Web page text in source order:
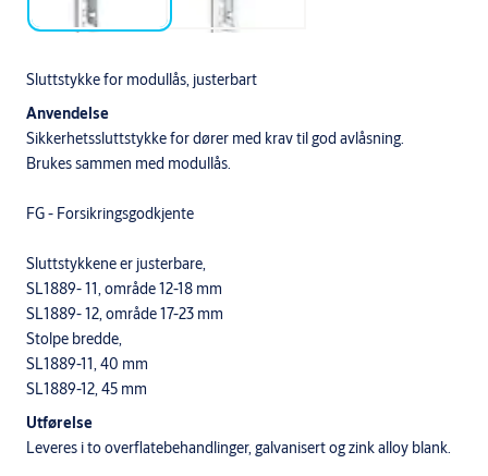
Sluttstykke for modullås, justerbart
Anvendelse
Sikkerhetssluttstykke for dører med krav til god avlåsning.
Brukes sammen med modullås.
FG - Forsikringsgodkjente
Sluttstykkene er justerbare,
SL1889- 11, område 12-18 mm
SL1889- 12, område 17-23 mm
Stolpe bredde,
SL1889-11, 40 mm
SL1889-12, 45 mm
Utførelse
Leveres i to overflatebehandlinger, galvanisert og zink alloy blank.